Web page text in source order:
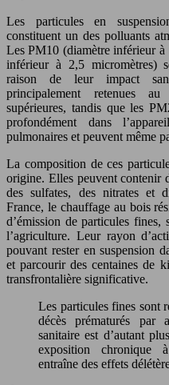
Les particules en
constituent un des polluants
Les PM10 (diamètre inférieur
inférieur à 2,5 micromètres)
raison de leur impact
principalement retenues
supérieures, tandis que les
profondément dans
pulmonaires et peuvent même
La composition de ces
origine. Elles peuvent contenir
des sulfates, des nitrates et
France, le chauffage au bois
d’émission de particules
l’agriculture. Leur rayon
pouvant rester en suspension
et parcourir des centaines de
transfrontalière significative.
Les particules fines sont
décès prématurés
sanitaire est d’autant
exposition chronique
entraîne des effets